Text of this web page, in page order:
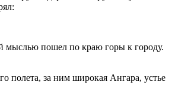
мыслью пошел по краю горы к городу.
полета, за ним широкая Ангара, устье